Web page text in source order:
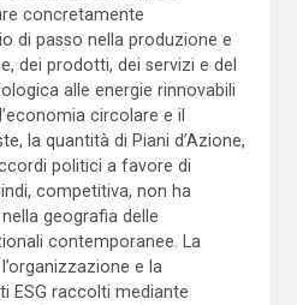
concretamente
di passo nella produzione e
dei prodotti, dei servizi e del
alle energie rinnovabili
circolare e il
la quantità di Piani d’Azione,
politici a favore di
competitiva, non ha
geografia delle
contemporanee. La
e la
ESG raccolti mediante